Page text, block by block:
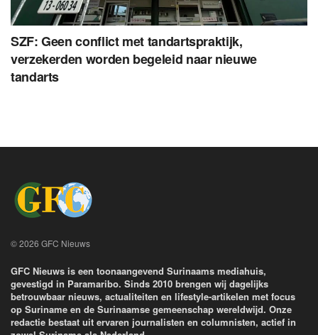
SZF: Geen conflict met tandartspraktijk,
verzekerden worden begeleid naar nieuwe
tandarts
© 2026 GFC Nieuws
GFC Nieuws is een toonaangevend Surinaams mediahuis,
gevestigd in Paramaribo. Sinds 2010 brengen wij dagelijks
betrouwbaar nieuws, actualiteiten en lifestyle-artikelen met focus
op Suriname en de Surinaamse gemeenschap wereldwijd. Onze
redactie bestaat uit ervaren journalisten en columnisten, actief in